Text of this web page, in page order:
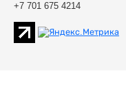
+7 701 675 4214